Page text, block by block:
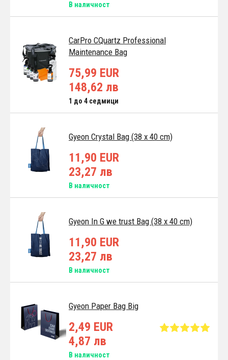
В наличност
CarPro CQuartz Professional
Maintenance Bag
75,99 EUR
148,62 лв
1 до 4 седмици
Gyeon Crystal Bag (38 x 40 cm)
11,90 EUR
23,27 лв
В наличност
Gyeon In G we trust Bag (38 x 40 cm)
11,90 EUR
23,27 лв
В наличност
Gyeon Paper Bag Big
2,49 EUR
4,87 лв
В наличност